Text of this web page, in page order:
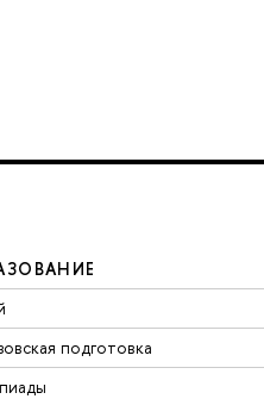
подготовка